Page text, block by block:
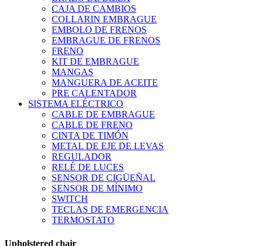
CAJA DE CAMBIOS
COLLARIN EMBRAGUE
EMBOLO DE FRENOS
EMBRAGUE DE FRENOS
FRENO
KIT DE EMBRAGUE
MANGAS
MANGUERA DE ACEITE
PRE CALENTADOR
SISTEMA ELÉCTRICO
CABLE DE EMBRAGUE
CABLE DE FRENO
CINTA DE TIMÓN
METAL DE EJE DE LEVAS
REGULADOR
RELÉ DE LUCES
SENSOR DE CIGÜEÑAL
SENSOR DE MÍNIMO
SWITCH
TECLAS DE EMERGENCIA
TERMOSTATO
Upholstered chair